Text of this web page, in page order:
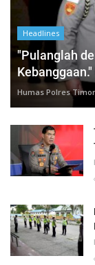
Headlines
"Pulanglah
Humas Polres